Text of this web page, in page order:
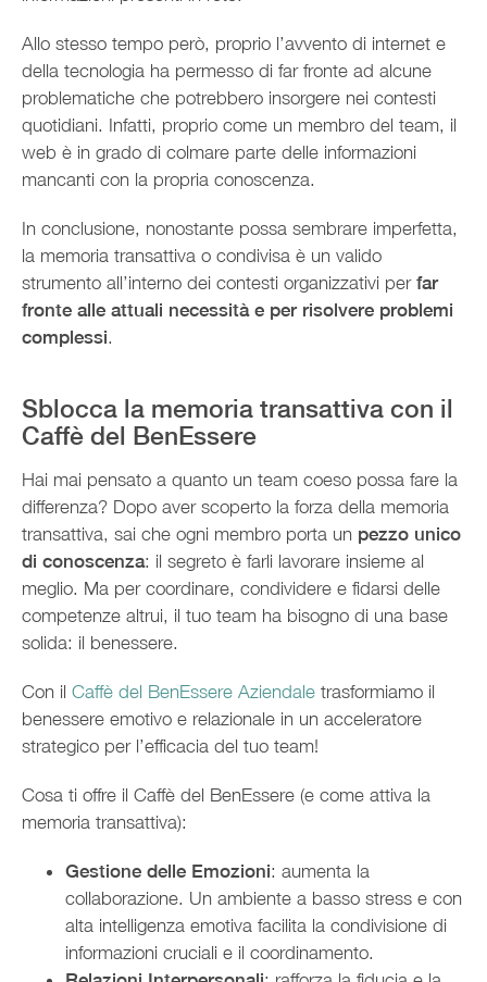
Allo stesso tempo però, proprio l’avvento di internet e
della tecnologia ha permesso di far fronte ad alcune
problematiche che potrebbero insorgere nei contesti
quotidiani. Infatti, proprio come un membro del team, il
web è in grado di colmare parte delle informazioni
mancanti con la propria conoscenza.
In conclusione, nonostante possa sembrare imperfetta,
la memoria transattiva o condivisa è un valido
strumento all’interno dei contesti organizzativi per far
fronte alle attuali necessità e per risolvere problemi
complessi.
Sblocca la memoria transattiva con il
Caffè del BenEssere
Hai mai pensato a quanto un team coeso possa fare la
differenza? Dopo aver scoperto la forza della memoria
transattiva, sai che ogni membro porta un pezzo unico
di conoscenza: il segreto è farli lavorare insieme al
meglio. Ma per coordinare, condividere e fidarsi delle
competenze altrui, il tuo team ha bisogno di una base
solida: il benessere.
Con il Caffè del BenEssere Aziendale trasformiamo il
benessere emotivo e relazionale in un acceleratore
strategico per l’efficacia del tuo team!
Cosa ti offre il Caffè del BenEssere (e come attiva la
memoria transattiva):
Gestione delle Emozioni: aumenta la
collaborazione. Un ambiente a basso stress e con
alta intelligenza emotiva facilita la condivisione di
informazioni cruciali e il coordinamento.